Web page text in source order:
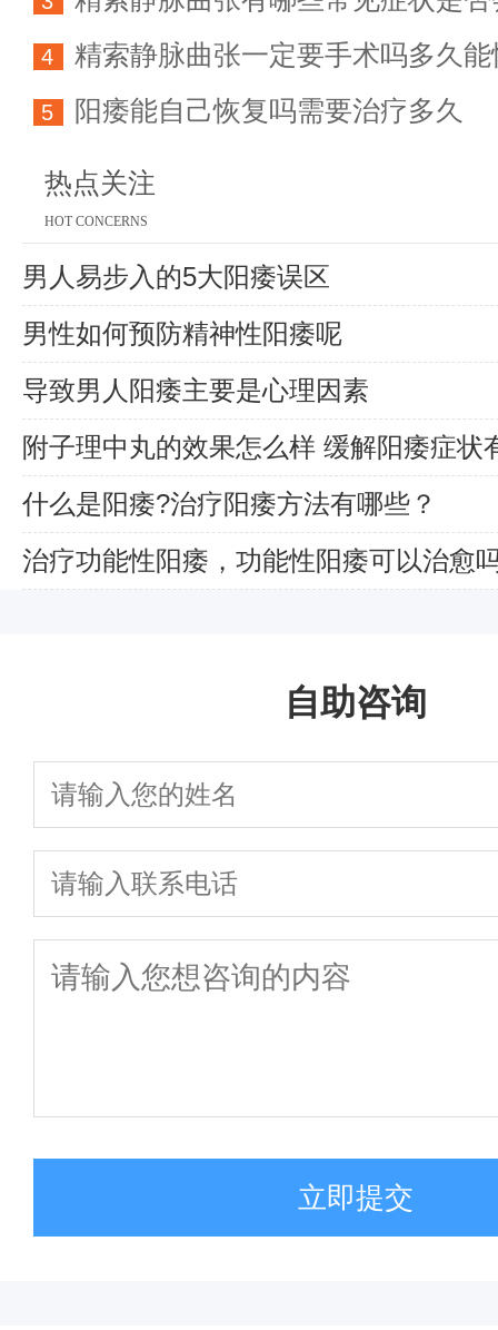
育能力
4 精索静脉曲张一定要手术吗多久能
5 阳痿能自己恢复吗需要治疗多久
热点关注
HOT CONCERNS
男人易步入的5大阳痿误区
男性如何预防精神性阳痿呢
导致男人阳痿主要是心理因素
附子理中丸的效果怎么样 缓解阳痿症状
什么是阳痿?治疗阳痿方法有哪些？
治疗功能性阳痿，功能性阳痿可以治愈
自助咨询
立即提交